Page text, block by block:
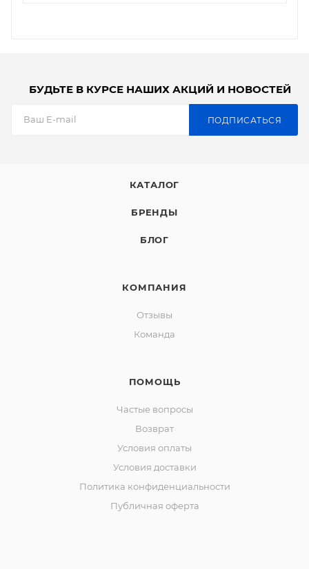
БУДЬТЕ В КУРСЕ НАШИХ АКЦИЙ И НОВОСТЕЙ
ПОДПИСАТЬСЯ
КАТАЛОГ
БРЕНДЫ
БЛОГ
КОМПАНИЯ
Отзывы
Команда
ПОМОЩЬ
Частые вопросы
Возврат
Условия оплаты
Условия доставки
Политика конфиденциальности
Публичная оферта